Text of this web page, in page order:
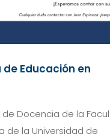
Educación en
de Docencia de la
de la Universidad de